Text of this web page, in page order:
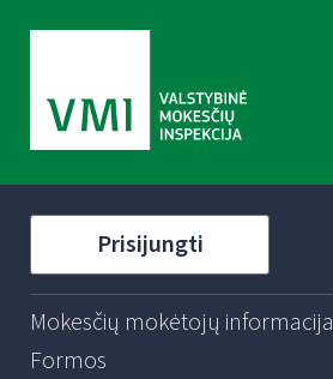
Prisijungti
Mokesčių mokėtojų informacija
Formos